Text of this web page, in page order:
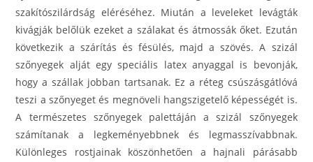
szakítószilárdság eléréséhez. Miután a leveleket levágták
kivágják belőlük ezeket a szálakat és átmossák őket. Ezután
következik a szárítás és fésülés, majd a szövés. A szizál
szőnyegek alját egy speciális latex anyaggal is bevonják,
hogy a szállak jobban tartsanak. Ez a réteg csúszásgátlóvá
teszi a szőnyeget és megnöveli hangszigetelő képességét is.
A természetes szőnyegek palettáján a szizál szőnyegek
számítanak a legkeményebbnek és legmasszívabbnak.
Különleges rostjainak köszönhetően a hajnali párásabb